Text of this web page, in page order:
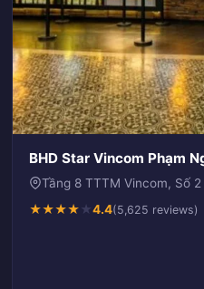
BHD Star Vincom Phạm
Tầng 8 TTTM Vincom, Số
★★★★★4.4(5,625 reviews)